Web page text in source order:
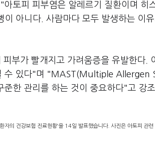
토피 피부염은 알레르기 질환이며 히
아니다. 사람마다 모두 발생하는 이
부가 빨개지고 가려움증을 유발한다.
수 있다"며 "MAST(Multiple
한 관리를 하는 것이 중요하다"고 강
의 건강보험 진료현황'을 14일 발표했습니다. 사진은 아토피 관련